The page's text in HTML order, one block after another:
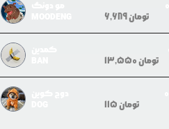
تومان 6,689
تومان13,550
تومان115